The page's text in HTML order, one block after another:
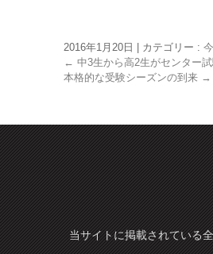
2016年1月20日 カテゴリー :
← 中3生から高2生がセンター試
本格的な受験シーズンの到来 →
当サイトに掲載されている